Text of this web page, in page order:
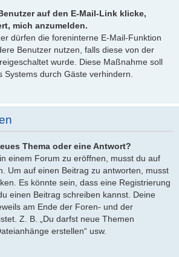
auf den E-Mail-Link klicke,
mich anzumelden.
dürfen die foreninterne E-Mail-Funktion
Benutzer nutzen, falls diese von der
wurde. Diese Maßnahme soll
Systems durch Gäste verhindern.
Thema oder eine Antwort?
einem Forum zu eröffnen, musst du auf
Um auf einen Beitrag zu antworten, musst
Es könnte sein, dass eine Registrierung
einen Beitrag schreiben kannst. Deine
am Ende der Foren- und der
Z. B. „Du darfst neue Themen
erstellen“ usw.